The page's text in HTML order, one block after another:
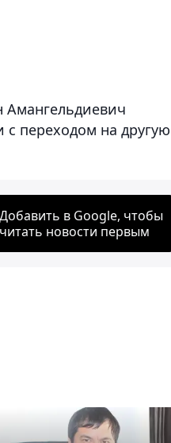
Амангельдиевич
переходом на другую
Добавить в Google, чтобы
читать новости первым